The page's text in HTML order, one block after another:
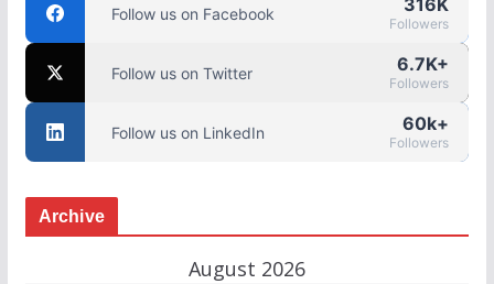
Follow us on Facebook 316K
Followers
Follow us on Twitter 6.7K+
Followers
Follow us on LinkedIn 60k+
Followers
Archive
August 2026